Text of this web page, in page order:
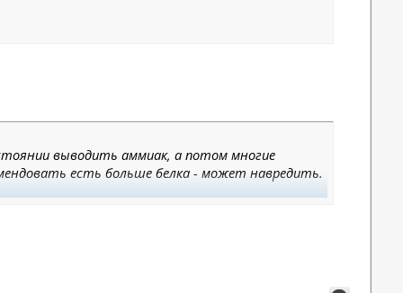
выводить аммиак, а потом многие
есть больше белка - может навредить.